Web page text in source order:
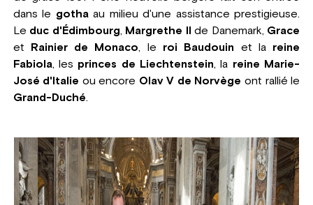
dans le gothaau milieu d'une assistance prestigieuse.
Le duc d'Édimbourg, Margrethe II de Danemark, Grace
et
Rainier de Monaco, le roi Baudouin et la reine
Fabiola, les princes de Liechtenstein, la reine Marie-
José d'Italie ou encore Olav V de Norvège ont rallié le
Grand-Duché.